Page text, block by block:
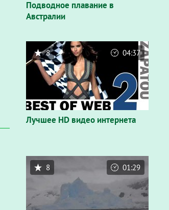
Подводное плавание в
Австралии
Лучшее HD видео интернета
8 04:37
8 01:29